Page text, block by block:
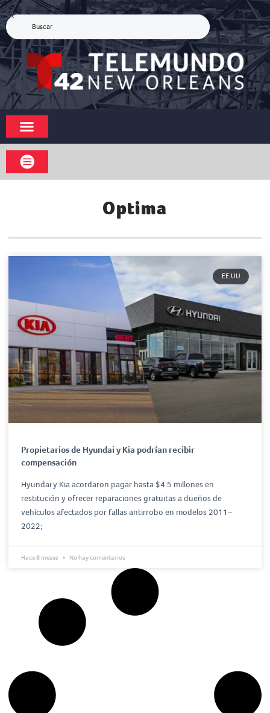
Optima
EE.UU
Propietarios de Hyundai y Kia podrían recibir
compensación
Hyundai y Kia acordaron pagar hasta $4.5 millones en
restitución y ofrecer reparaciones gratuitas a dueños de
vehículos afectados por fallas antirrobo en modelos 2011–
2022;
Hace 8 meses No hay comentarios